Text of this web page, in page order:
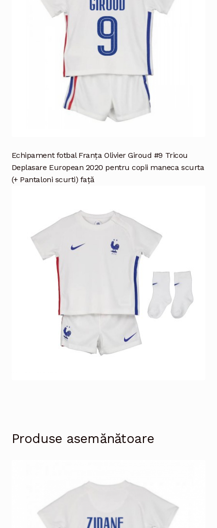
Echipament fotbal Franţa Olivier Giroud #9 Tricou
Deplasare European 2020 pentru copii maneca scurta
(+ Pantaloni scurti) față
Produse asemănătoare